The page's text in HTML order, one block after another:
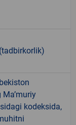
kodeksida,